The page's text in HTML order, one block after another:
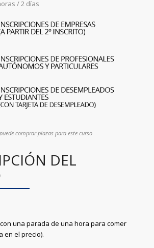
/ 2 días
comprar plazas para este curso
DEL
con una parada de una hora para comer
en el precio).